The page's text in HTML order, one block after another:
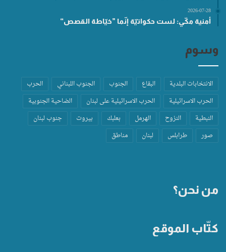
2026-07-28
أمنية مكّي: لست حكواتيّة إنّما ”خيّاطة القصص“
وسوم
الانتخابات البلدية البقاع الجنوب الجنوب اللبناني
الحرب
الحرب الاسرائيلية
الحرب الاسرائيلية على لبنان
الضاحية الجنوبية
النبطية
النزوح الهرمل بعلبك بيروت
جنوب لبنان
صور
طرابلس لبنان مناطق
من نحن؟
كتّاب الموقع